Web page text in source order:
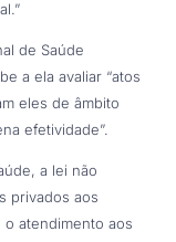
de Saúde
a ela avaliar “atos
eles de âmbito
efetividade”.
a lei não
privados aos
atendimento aos